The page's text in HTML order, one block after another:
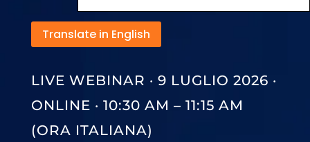
Translate in English
LIVE WEBINAR · 9 LUGLIO 2026 ·
ONLINE · 10:30 AM – 11:15 AM
(ORA ITALIANA)